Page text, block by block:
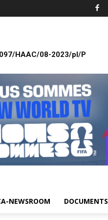
HAAC/08-2023/pl/P
NEWSROOM DOCUMENTS